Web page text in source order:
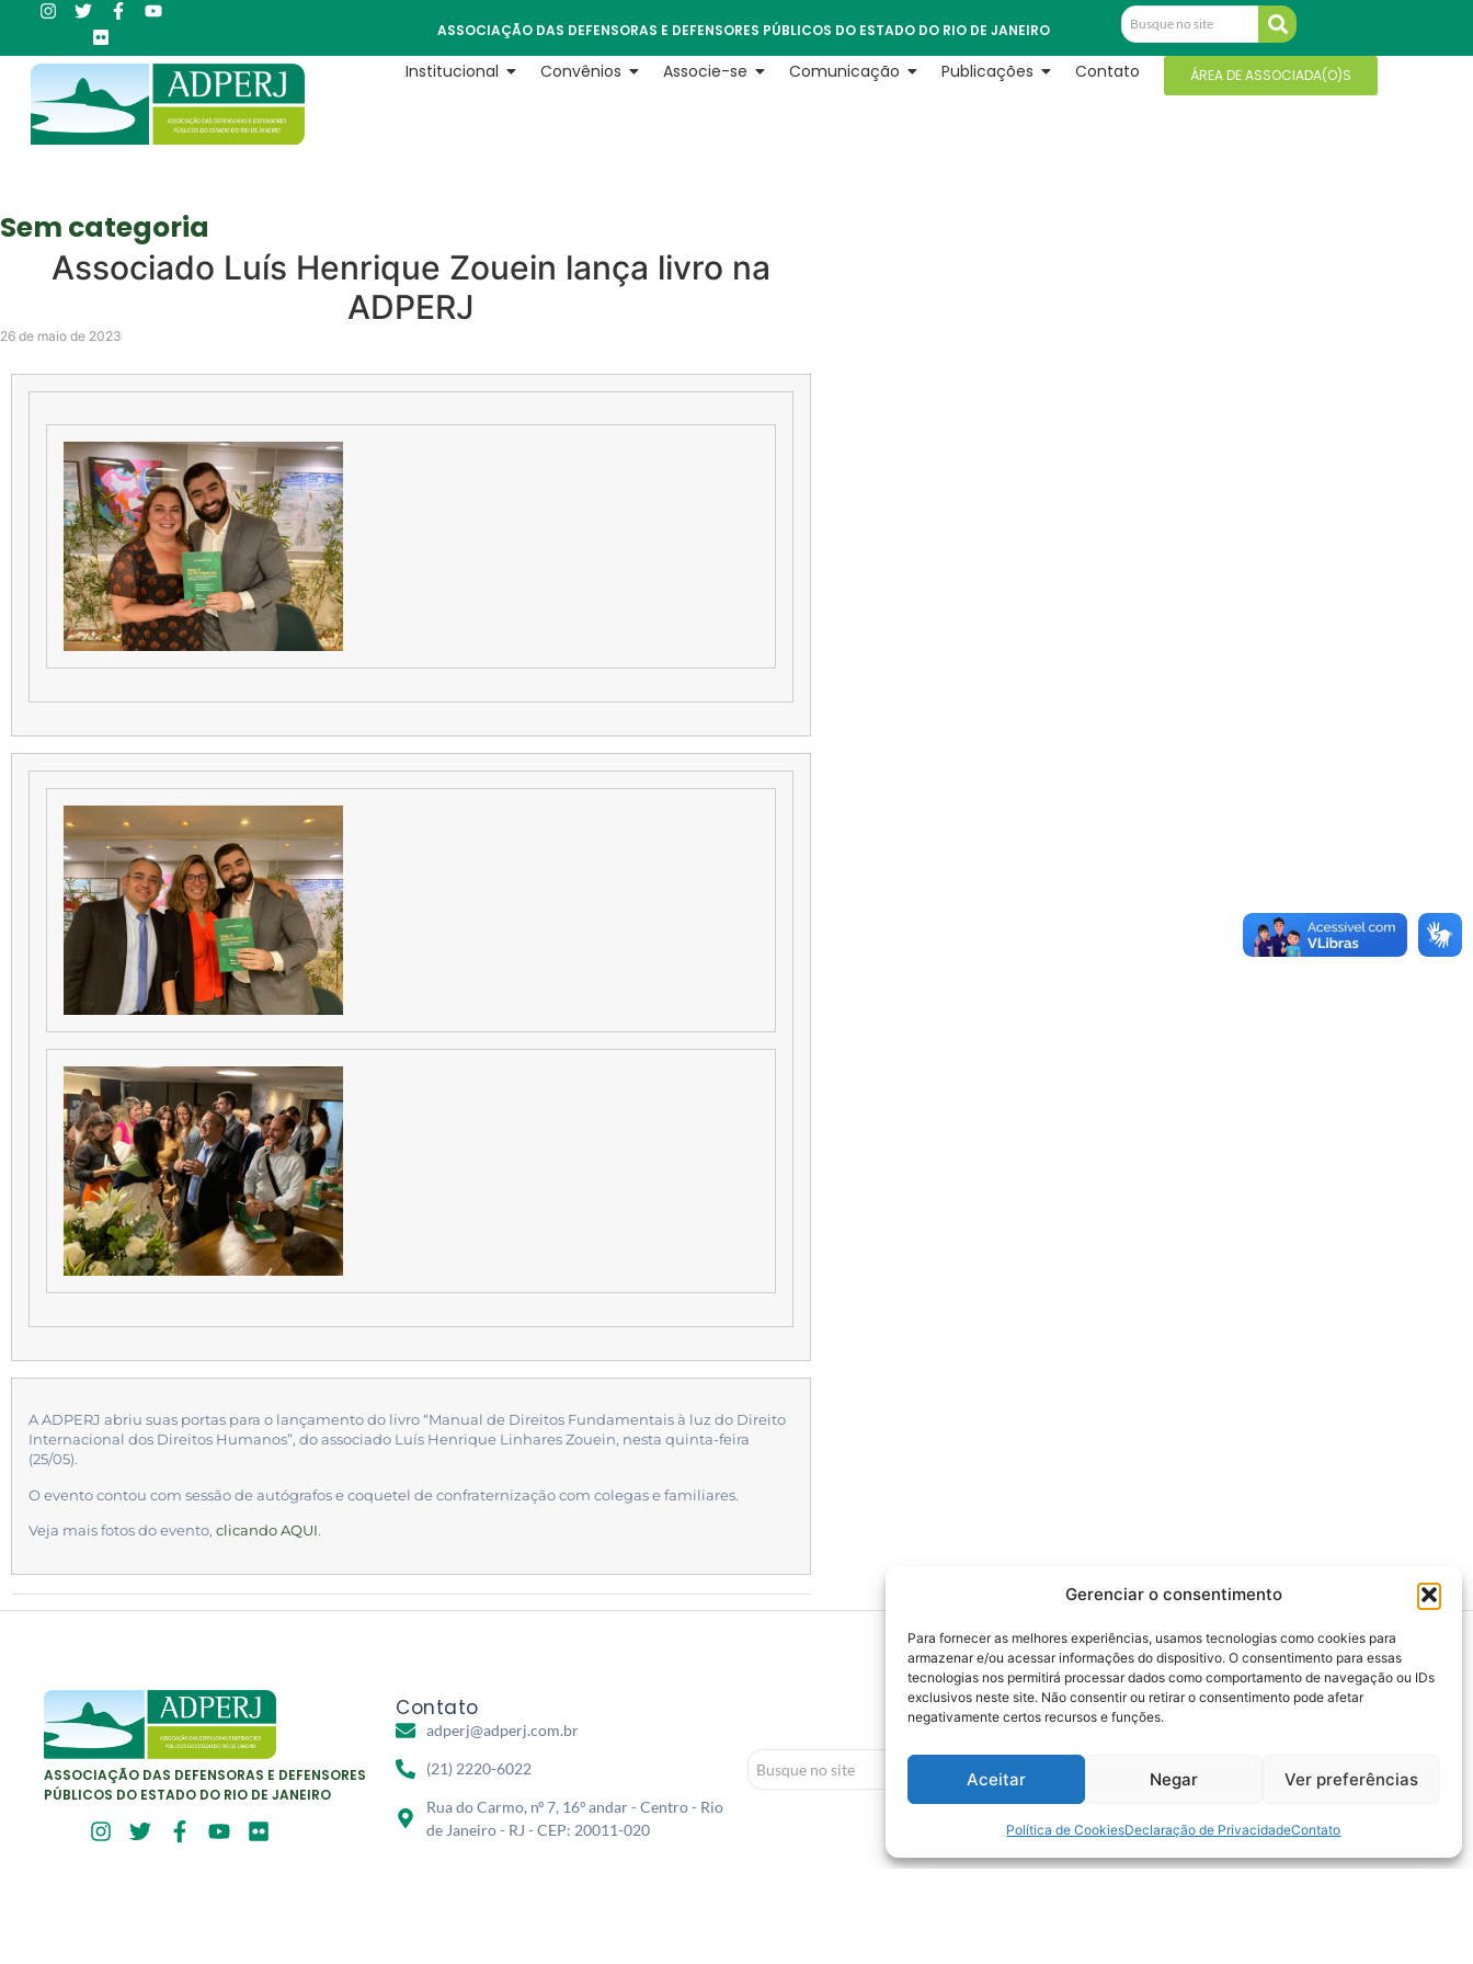
Gerenciar o consentimento
Para fornecer as melhores experiências, usamos tecnologias como cookies para
armazenar e/ou acessar informações do dispositivo. O consentimento para essas
tecnologias nos permitirá processar dados como comportamento de navegação ou IDs
exclusivos neste site. Não consentir ou retirar o consentimento pode afetar
negativamente certos recursos e funções.
Aceitar Negar Ver preferências
Política de CookiesDeclaração de PrivacidadeContato
ASSOCIAÇÃO DAS DEFENSORAS E DEFENSORES PÚBLICOS DO ESTADO DO RIO DE JANEIRO
Institucional Convênios Associe-se Comunicação Publicações Contato ÁREA DE ASSOCIADA(O)S
Sem categoria
Associado Luís Henrique Zouein lança livro na
ADPERJ
26 de maio de 2023
A ADPERJ abriu suas portas para o lançamento do livro “Manual de Direitos Fundamentais à luz do Direito
Internacional dos Direitos Humanos”, do associado Luís Henrique Linhares Zouein, nesta quinta-feira
(25/05).
O evento contou com sessão de autógrafos e coquetel de confraternização com colegas e familiares.
Veja mais fotos do evento, clicando AQUI.
ASSOCIAÇÃO DAS DEFENSORAS E DEFENSORES
PÚBLICOS DO ESTADO DO RIO DE JANEIRO
Contato
adperj@adperj.com.br
(21) 2220-6022
Rua do Carmo, nº 7, 16º andar - Centro - Rio
de Janeiro - RJ - CEP: 20011-020
>>> Associação Nacional das Defensoras e
Defensores Públicos (ANADEP)
>>> Caixa de Assistência aos Membros da
Janeiro (CAMARJ)